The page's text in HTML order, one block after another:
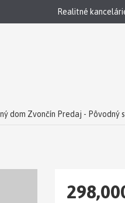
Realitné
dom Zvončín Predaj - Pôvodný